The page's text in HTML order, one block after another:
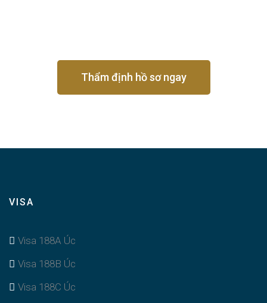
Thẩm định hồ sơ ngay
VISA
Visa 188A Úc
Visa 188B Úc
Visa 188C Úc